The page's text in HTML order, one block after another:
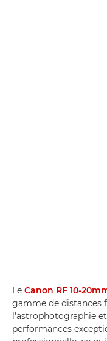
Le Canon RF 10-
gamme de distances
l'astrophotographie
performances